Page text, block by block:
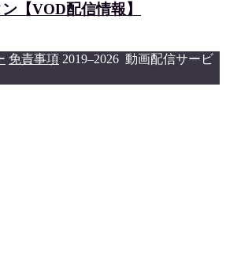
【VOD配信情報】
免責事項 2019–2026 動画配信サービ